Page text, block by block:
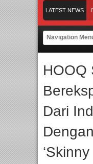
LATEST NEWS
KETOK MEJIK Siap Tayang 13
Universitas Agung
HOOQ
Dari